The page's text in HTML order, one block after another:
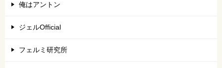
俺はアントン
ジェルOfficial
フェルミ研究所